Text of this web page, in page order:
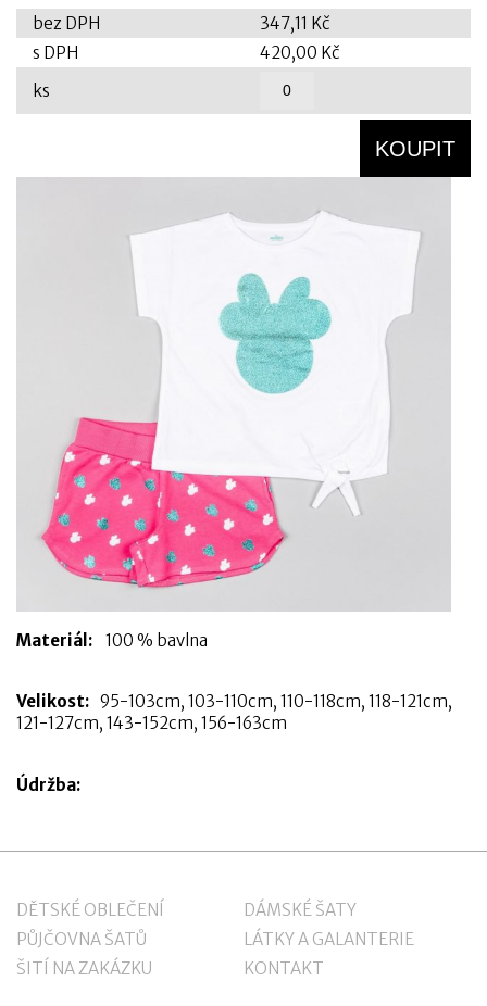
bez DPH
347,11 Kč
s DPH
420,00 Kč
ks
Materiál: 100 % bavlna
Velikost: 95-103cm, 103-110cm, 110-118cm, 118-121cm,
121-127cm, 143-152cm, 156-163cm
Údržba:
DĚTSKÉ OBLEČENÍ
DÁMSKÉ ŠATY
PŮJČOVNA ŠATŮ
LÁTKY A GALANTERIE
ŠITÍ NA ZAKÁZKU
KONTAKT